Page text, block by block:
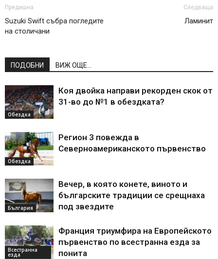
Предишна
Suzuki Swift събра погледите
на столичани
Следваща
Ламинит
ПОДОБНИ ВИЖ ОЩЕ...
Обездка
Коя двойка направи рекорден скок от
31-во до №1 в обездката?
Обездка
Регион 3 повежда в
Северноамериканското първенство
България
Вечер, в която конете, виното и
българските традиции се срещнаха
под звездите
Всестранна
езда
Франция триумфира на Европейското
първенство по всестранна езда за
понита